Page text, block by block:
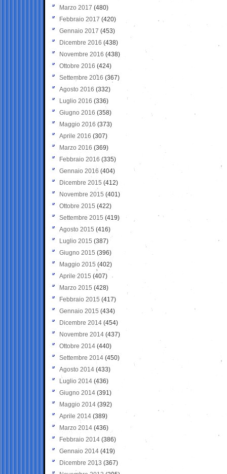
Marzo 2017 (480)
Febbraio 2017 (420)
Gennaio 2017 (453)
Dicembre 2016 (438)
Novembre 2016 (438)
Ottobre 2016 (424)
Settembre 2016 (367)
Agosto 2016 (332)
Luglio 2016 (336)
Giugno 2016 (358)
Maggio 2016 (373)
Aprile 2016 (307)
Marzo 2016 (369)
Febbraio 2016 (335)
Gennaio 2016 (404)
Dicembre 2015 (412)
Novembre 2015 (401)
Ottobre 2015 (422)
Settembre 2015 (419)
Agosto 2015 (416)
Luglio 2015 (387)
Giugno 2015 (396)
Maggio 2015 (402)
Aprile 2015 (407)
Marzo 2015 (428)
Febbraio 2015 (417)
Gennaio 2015 (434)
Dicembre 2014 (454)
Novembre 2014 (437)
Ottobre 2014 (440)
Settembre 2014 (450)
Agosto 2014 (433)
Luglio 2014 (436)
Giugno 2014 (391)
Maggio 2014 (392)
Aprile 2014 (389)
Marzo 2014 (436)
Febbraio 2014 (386)
Gennaio 2014 (419)
Dicembre 2013 (367)